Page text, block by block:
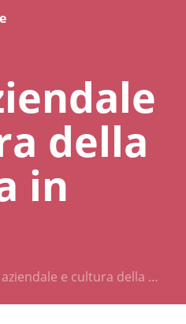
della
in
e cultura della …